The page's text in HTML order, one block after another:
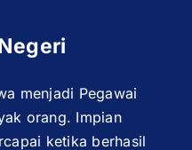
menjadi Pegawai
orang. Impian
ketika berhasil